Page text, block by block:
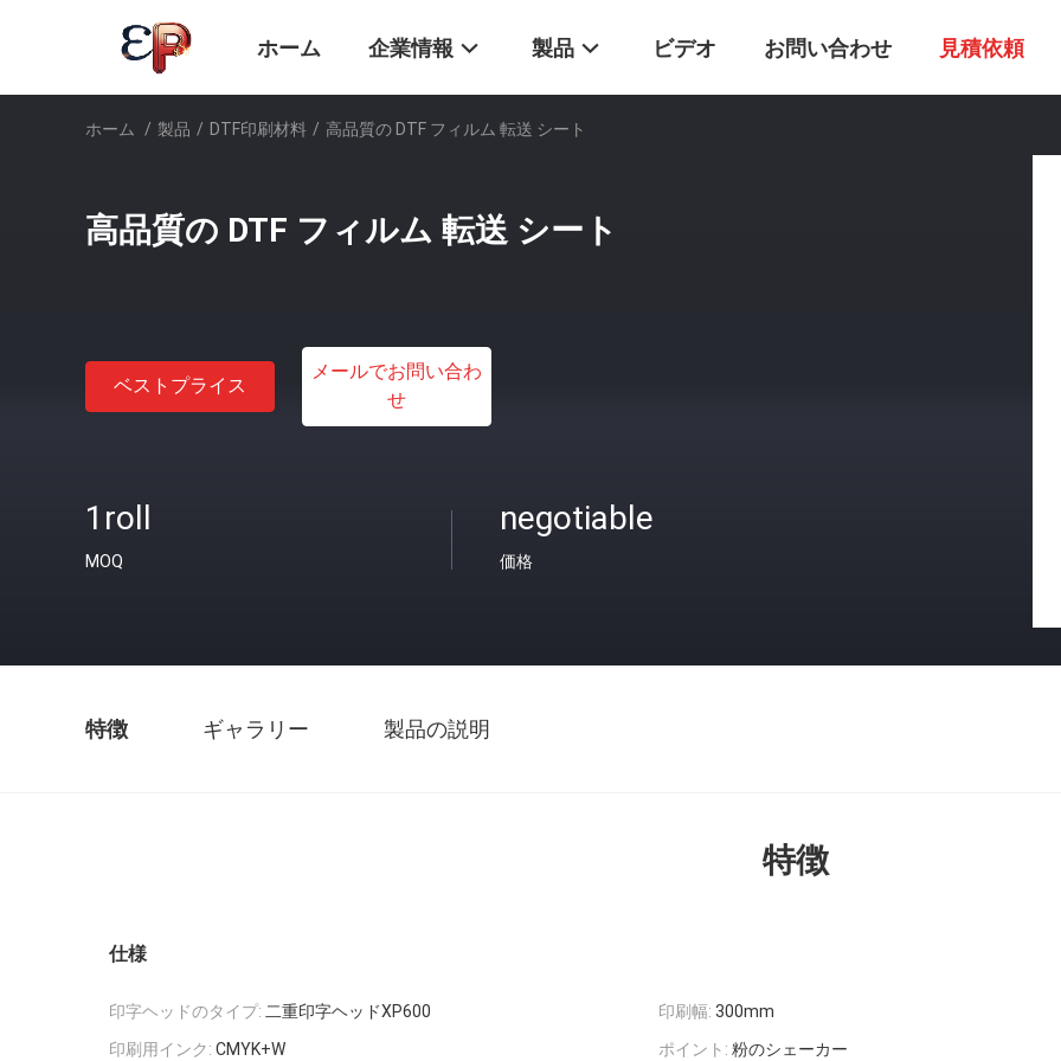
ホーム 企業情報 製品 ビデオ お問い合わせ 見積依頼
ホーム / 製品 / DTF印刷材料 / 高品質の DTF フィルム 転送 シート
高品質の DTF フィルム 転送 シート
ベストプライス
メールでお問い合わ
せ
1roll
MOQ
negotiable
価格
特徴 ギャラリー 製品の説明
特徴
仕様
印字ヘッドのタイプ: 二重印字ヘッドXP600 印刷幅: 300mm
印刷用インク: CMYK+W ポイント: 粉のシェーカー